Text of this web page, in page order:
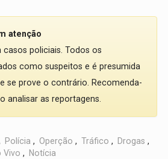
atenção
casos policiais. Todos os
como suspeitos e é presumida
se prove o contrário. Recomenda-
analisar as reportagens.
Polícia , Operção , Tráfico , Drogas ,
Vivo , Notícia